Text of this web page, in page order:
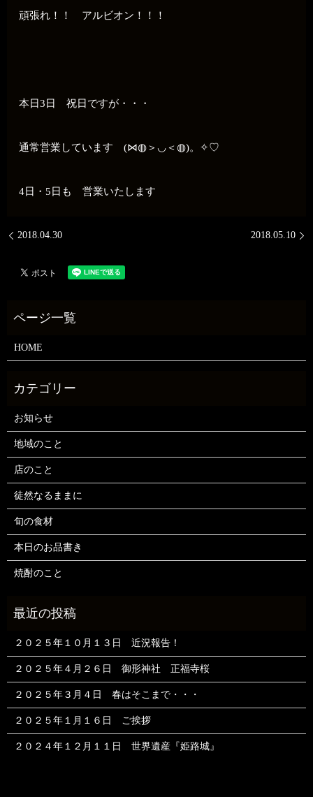
頑張れ！！ アルビオン！！！
本日3日 祝日ですが・・・
通常営業しています (⋈◍＞◡＜◍)。✧♡
4日・5日も 営業いたします
2018.04.30 2018.05.10
HOME
お知らせ
地域のこと
店のこと
徒然なるままに
旬の食材
本日のお品書き
焼酎のこと
２０２５年１０月１３日 近況報告！
２０２５年４月２６日 御形神社 正福寺桜
２０２５年３月４日 春はそこまで・・・
２０２５年１月１６日 ご挨拶
２０２４年１２月１１日 世界遺産『姫路城』